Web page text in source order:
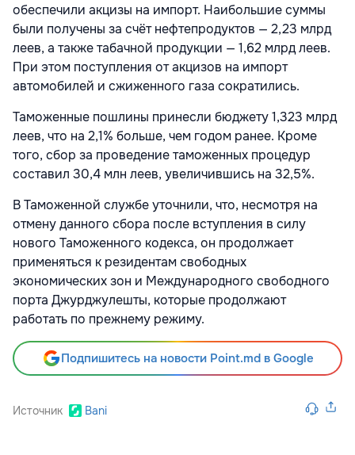
обеспечили акцизы на импорт. Наибольшие суммы
были получены за счёт нефтепродуктов — 2,23 млрд
леев, а также табачной продукции — 1,62 млрд леев.
При этом поступления от акцизов на импорт
автомобилей и сжиженного газа сократились.
Таможенные пошлины принесли бюджету 1,323 млрд
леев, что на 2,1% больше, чем годом ранее. Кроме
того, сбор за проведение таможенных процедур
составил 30,4 млн леев, увеличившись на 32,5%.
В Таможенной службе уточнили, что, несмотря на
отмену данного сбора после вступления в силу
нового Таможенного кодекса, он продолжает
применяться к резидентам свободных
экономических зон и Международного свободного
порта Джурджулешты, которые продолжают
работать по прежнему режиму.
Подпишитесь на новости Point.md в Google
Источник Bani